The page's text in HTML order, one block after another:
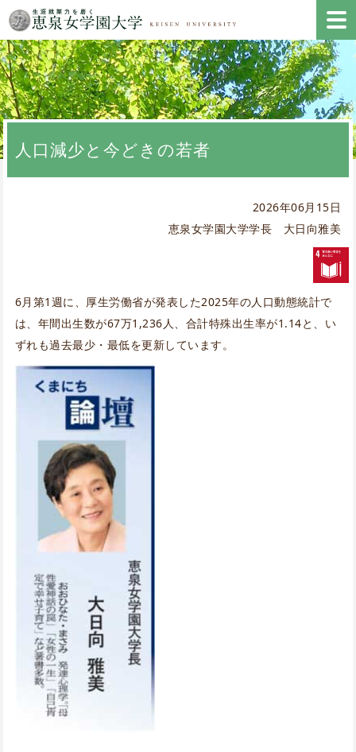
人口減少と今どきの若者
2026年06月15日
恵泉女学園大学学長 大日向雅美
6月第1週に、厚生労働省が発表した2025年の人口動態統計で
は、年間出生数が67万1,236人、合計特殊出生率が1.14と、い
ずれも過去最少・最低を更新しています。